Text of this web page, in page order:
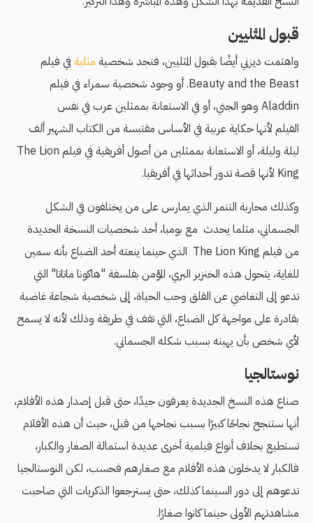
قبول المثليين
واهتمت ديزني أيضًا بقبول المثليين، فنجد شخصية مثلية في فيلم
Beauty and the Beast. أو وجود شخصية سمراء في فيلم
Aladdin وهو الجني، أو في الاستعانة بممثلين عرب في نفس
الفيلم لأنها حكاية عربية في الأساس مقتبسة من الكتاب الشهير ألف
ليلة وليلة، أو الاستعانة بممثلين من أصول أفريقية في فيلم The Lion
King لأنها قصة تدور أحداثها في أفريقيا.
وكذلك محاربة التنمر الذي يمارس على من يختلفون في الشكل
الجسماني، مثلما يحدث مع بومبا، أحد شخصيات النسخة الجديدة
من فيلم The Lion King الذي حينما ينعته أحد الضباع بأنه سمين
للغاية، يتحول هذه الخنزير البري، المؤمن بفلسفة "هاكونا ماتاتا" التي
تدعو إلى التغاضي عن القلق وحب الحياة، إلى شخصية شجاعة غاضبة
بقادرة على مواجهة كل الضباع، التي تقف في طريقة وذلك لأنه لا يسمح
لأي شخص بأن يهينه بسبب شكله الجسماني.
نوستالجيا
صناع هذه النسخ الجديدة يعرفون جيدًا، حتى قبل إصدار هذه الأفلام،
أنها ستنجح نجاحًا كبيرًا بسبب نجاحها من قبل، حيث أن هذه الأفلام
تستطيع بخلاف أنواع فيلمية أخرى عديدة استمالة الصغار والكبار،
فالكبار لا يدخلون هذه اﻷفلام مع صغارهم فحسب، لكن النوستالجيا
تدعوهم إلى دور السينما كذلك، حتى يسترجعوا الذكريات التي صاحبت
مشاهدتهم اﻷولى حينما كانوا صغارًا.